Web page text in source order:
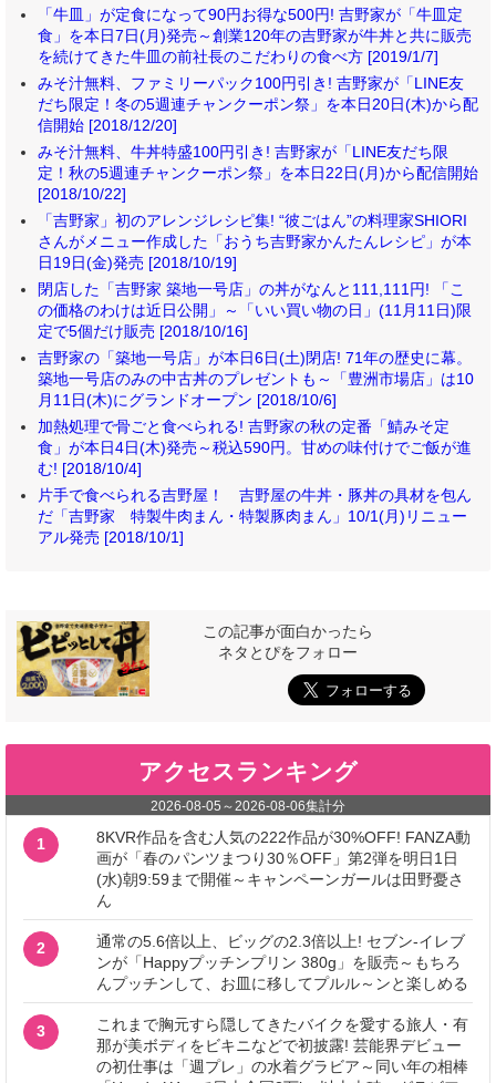
「牛皿」が定食になって90円お得な500円! 吉野家が「牛皿定
食」を本日7日(月)発売～創業120年の吉野家が牛丼と共に販売
を続けてきた牛皿の前社長のこだわりの食べ方 [2019/1/7]
みそ汁無料、ファミリーパック100円引き! 吉野家が「LINE友
だち限定！冬の5週連チャンクーポン祭」を本日20日(木)から配
信開始 [2018/12/20]
みそ汁無料、牛丼特盛100円引き! 吉野家が「LINE友だち限
定！秋の5週連チャンクーポン祭」を本日22日(月)から配信開始
[2018/10/22]
「吉野家」初のアレンジレシピ集! “彼ごはん”の料理家SHIORI
さんがメニュー作成した「おうち吉野家かんたんレシピ」が本
日19日(金)発売 [2018/10/19]
閉店した「吉野家 築地一号店」の丼がなんと111,111円! 「こ
の価格のわけは近日公開」～「いい買い物の日」(11月11日)限
定で5個だけ販売 [2018/10/16]
吉野家の「築地一号店」が本日6日(土)閉店! 71年の歴史に幕。
築地一号店のみの中古丼のプレゼントも～「豊洲市場店」は10
月11日(木)にグランドオープン [2018/10/6]
加熱処理で骨ごと食べられる! 吉野家の秋の定番「鯖みそ定
食」が本日4日(木)発売～税込590円。甘めの味付けでご飯が進
む! [2018/10/4]
片手で食べられる吉野屋！ 吉野屋の牛丼・豚丼の具材を包ん
だ「吉野家 特製牛肉まん・特製豚肉まん」10/1(月)リニュー
アル発売 [2018/10/1]
この記事が面白かったら
ネタとぴをフォロー
アクセスランキング
2026-08-05 ～2026-08-06集計分
1
8KVR作品を含む人気の222作品が30%OFF! FANZA動
画が「春のパンツまつり30％OFF」第2弾を明日1日
(水)朝9:59まで開催～キャンペーンガールは田野憂さ
ん
2
通常の5.6倍以上、ビッグの2.3倍以上! セブン‐イレブ
ンが「Happyプッチンプリン 380g」を販売～もちろ
んプッチンして、お皿に移してプルル～ンと楽しめる
3
これまで胸元すら隠してきたバイクを愛する旅人・有
那が美ボディをビキニなどで初披露! 芸能界デビュー
の初仕事は「週プレ」の水着グラビア～同い年の相棒